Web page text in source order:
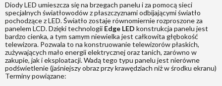
Diody LED umieszcza się na brzegach panelu i za pomocą sieci
specjalnych światłowodów z płaszczyznami odbijającymi światło
pochodzące z LED. Światło zostaje równomiernie rozproszone za
panelem LCD. Dzięki technologii Edge LED konstrukcja panelu jest
bardzo cienka, a tym samym niewielka jest całkowita głębokość
telewizora. Pozwala to na konstruowanie telewizorów płaskich,
zużywających mało energii elektrycznej oraz tanich, zarówno w
zakupie, jak i eksploatacji. Wadą tego typu panelu jest nierówne
podświetlenie (jaśniejszy obraz przy krawędziach niż w środku ekranu)
Terminy powiązane: